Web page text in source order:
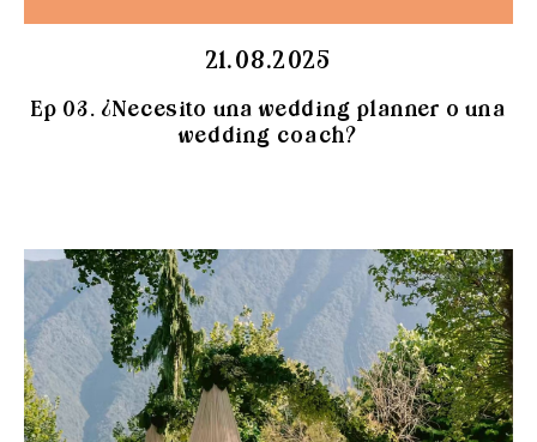
21.08.2025
Ep 03. ¿Necesito una wedding planner o una
wedding coach?